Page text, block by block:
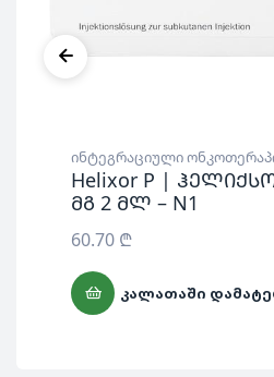
ინტეგრაციული
Helixor P |
მგ 2 მლ – N1
60.70 ₾
ᲙᲐᲚᲐᲗᲐᲨᲘ